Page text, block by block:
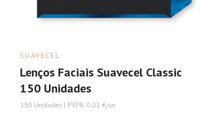
SUAVECEL
Lenços Faciais Suavecel Classic
150 Unidades
150 Unidades | PVPR: 0.01 €/un